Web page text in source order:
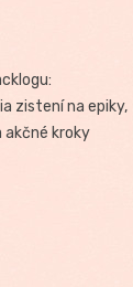
zistení na epiky,
akčné kroky